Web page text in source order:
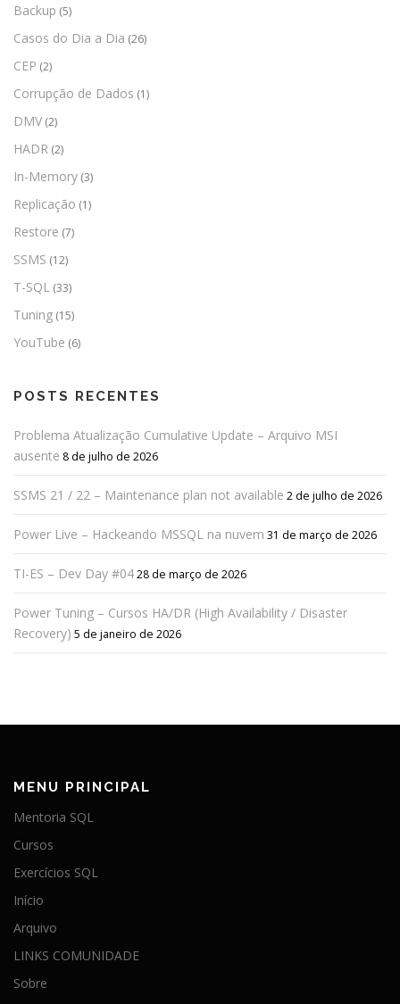
Backup (5)
Casos do Dia a Dia (26)
CEP (2)
Corrupção de Dados (1)
DMV (2)
HADR (2)
In-Memory (3)
Replicação (1)
Restore (7)
SSMS (12)
T-SQL (33)
Tuning (15)
YouTube (6)
POSTS RECENTES
Problema Atualização Cumulative Update – Arquivo MSI
ausente 8 de julho de 2026
SSMS 21 / 22 – Maintenance plan not available 2 de julho de 2026
Power Live – Hackeando MSSQL na nuvem 31 de março de 2026
TI-ES – Dev Day #0428 de março de 2026
Power Tuning – Cursos HA/DR (High Availability / Disaster
Recovery) 5 de janeiro de 2026
MENU PRINCIPAL
Mentoria SQL
Cursos
Exercícios SQL
Início
Arquivo
LINKS COMUNIDADE
Sobre